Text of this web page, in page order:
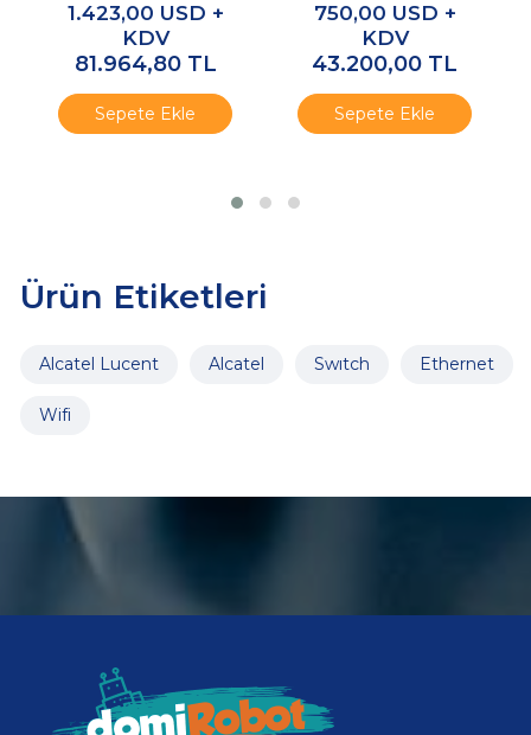
1.423,00 USD +
KDV
81.964,80 TL
Sepete Ekle
band 2.4/5GHz
Sector Antenna
750,00 USD +
KDV
43.200,00 TL
Sepete Ekle
Ürün Etiketleri
Alcatel Lucent Alcatel Swıtch Ethernet
Wifi